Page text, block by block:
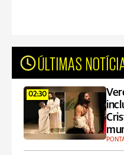
ÚLTIMAS
02:30